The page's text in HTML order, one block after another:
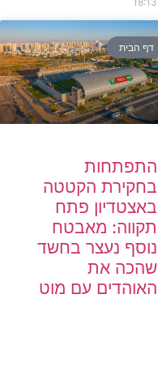
דף הבית
התפתחות
בחקירת הקטטה
באצטדיון פתח
תקווה: מאבטח
נוסף נעצר בחשד
שהכה את
האוהדים עם מוט